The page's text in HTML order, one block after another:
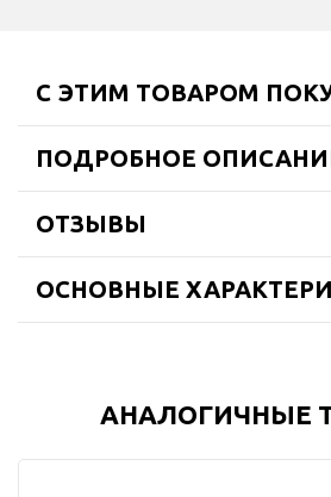
C ЭТИМ ТОВАРОМ
ПОДРОБНОЕ
ОТЗЫВЫ
ОСНОВНЫЕ
АНАЛОГИЧНЫЕ